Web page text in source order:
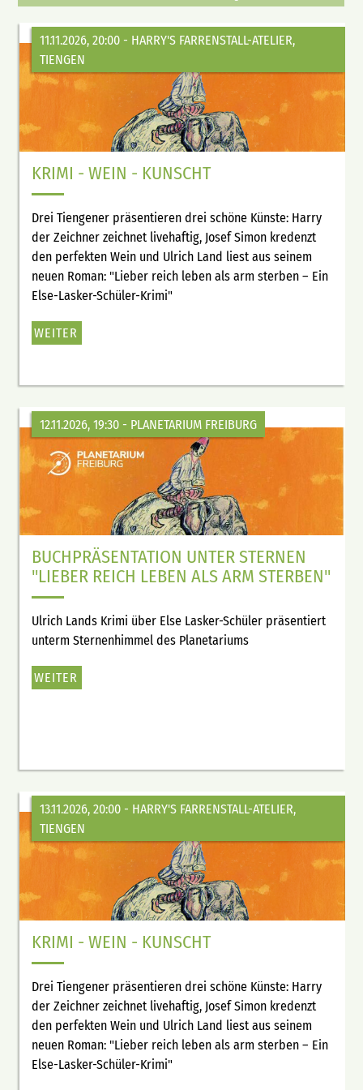
KRIMI - WEIN - KUNSCHT
11.11.2026, 20:00 - HARRY'S FARRENSTALL-ATELIER,
TIENGEN
Drei Tiengener präsentieren drei schöne Künste: Harry
der Zeichner zeichnet livehaftig, Josef Simon kredenzt
den perfekten Wein und Ulrich Land liest aus seinem
neuen Roman: "Lieber reich leben als arm sterben – Ein
Else-Lasker-Schüler-Krimi"
WEITER
BUCHPRÄSENTATION UNTER STERNEN
"LIEBER REICH LEBEN ALS ARM STERBEN"
12.11.2026, 19:30 - PLANETARIUM FREIBURG
Ulrich Lands Krimi über Else Lasker-Schüler präsentiert
unterm Sternenhimmel des Planetariums
WEITER
KRIMI - WEIN - KUNSCHT
13.11.2026, 20:00 - HARRY'S FARRENSTALL-ATELIER,
TIENGEN
Drei Tiengener präsentieren drei schöne Künste: Harry
der Zeichner zeichnet livehaftig, Josef Simon kredenzt
den perfekten Wein und Ulrich Land liest aus seinem
neuen Roman: "Lieber reich leben als arm sterben – Ein
Else-Lasker-Schüler-Krimi"